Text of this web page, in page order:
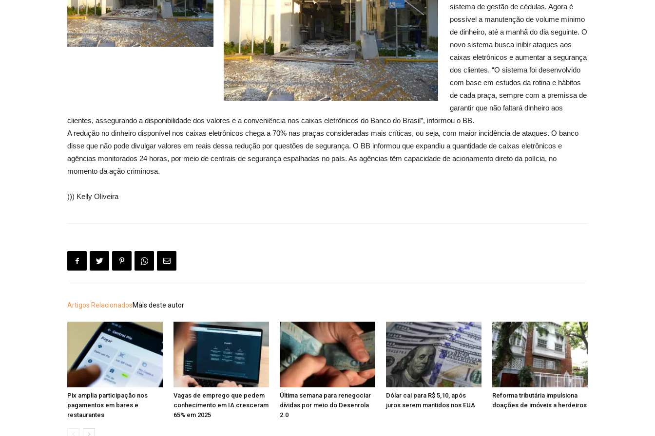
sistema de gestão de cédulas. Agora é
possível a manutenção de volume mínimo
de dinheiro, até a manhã do dia seguinte. O
novo sistema busca inibir ataques aos
caixas eletrônicos e aumentar a segurança
dos clientes. “O sistema foi desenvolvido
com base em estudos da rotina e hábitos
de cada praça, sempre com a premissa de
garantir que não faltará dinheiro aos
clientes, assegurando a disponibilidade dos valores e a conveniência nos caixas eletrônicos do Banco do Brasil”, informou o BB.
A redução no dinheiro disponível nos caixas eletrônicos chega a 70% nas praças consideradas mais críticas, ou seja, com maior incidência de ataques. O banco
disse que não pode divulgar valores em reais dessa redução por questões de segurança. O BB informou que expandiu a quantidade de caixas eletrônicos e
agências monitorados 24 horas, por meio de centrais de segurança espalhadas no país. As agências têm capacidade de acionamento direto da polícia, no
momento da ação criminosa.
))) Kelly Oliveira
Artigos RelacionadosMais deste autor
Pix amplia participação nos
pagamentos em bares e
restaurantes
Vagas de emprego que pedem
conhecimento em IA cresceram
65% em 2025
Última semana para renegociar
dívidas por meio do Desenrola
2.0
Dólar cai para R$ 5,10, após
juros serem mantidos nos EUA
Reforma tributária impulsiona
doações de imóveis a herdeiros